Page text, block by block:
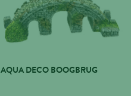
AQUA DECO BOOGBRUG